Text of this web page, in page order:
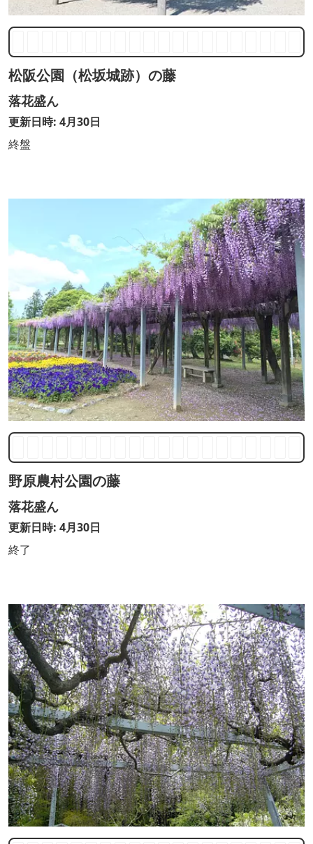
松阪公園（松坂城跡）の藤
落花盛ん
更新日時: 4月30日
終盤
野原農村公園の藤
落花盛ん
更新日時: 4月30日
終了